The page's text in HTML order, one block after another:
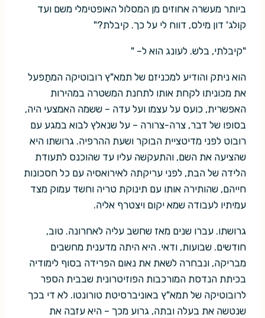
ביותר מעשרה אחוזים מן המסלול האופטימלי משם ועד
קולג' דון מילס, דווח לי על כך. קיבלת?"
"קיבלתי, בלש. לעונג הוא ל– "
הוא ניתק והודיע למכניזם של תמא"ץ רובוטיקה המתַפעל
את מכוניתו לקחת אותו לתחנת המשטרה במהירות
האפשרית, כועס על עצמו ועל עדה – ששמה האמצעי היה,
בסופו של דבר, צרה-צרורה – על שנאלץ לבוא במגע עם
רובוט לפני מדיטציית הבוקר ושעת ההרפיה. גרושתו היא
שהציעה את השם, והתעקשה עליו עד שהוכנס לתעודת
הלידה של הבת, לפני עריקתה לאירואסיה עם כל חסכונות
חייהם, שהותירה אותו עם תינוקת טריה וחשד עמוק מצד
עמיתיו לעבודה שמא יקום ויצטרף אליה.
גרושתו. עברו שנים מאז שחשב עליה לאחרונה. טוב,
חודשים. שבועות, ודאי. היא היתה מדענית מחשבים
מבריקה, ונבחרה לשאת את נאום הפרידה בסוף לימודיה
בכיתת הנדסת המורכבות הפוזיטרונית שבבית הספר
לרובוטיקה של תמא"ץ באוניברסיטת טורונטו. לא די בכך
שנטשה את בעלה ובתה, גרוע מכך – היא עזבה את